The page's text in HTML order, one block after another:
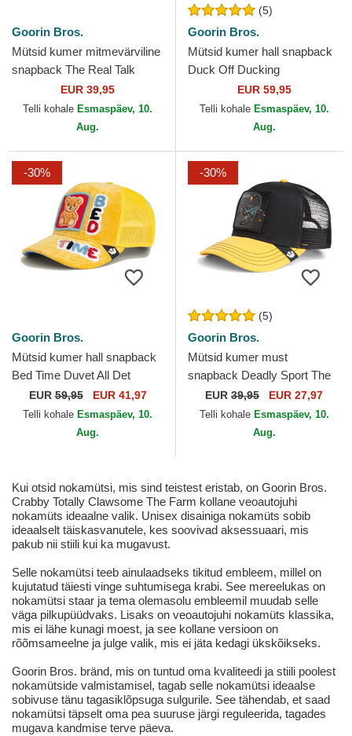
Goorin Bros.
Mütsid kumer mitmevärviline
snapback The Real Talk
Sport The Farm Goorin Bros.
EUR 39,95
Telli kohale Esmaspäev, 10.
Aug.
(5)
Goorin Bros.
Mütsid kumer hall snapback
Duck Off Ducking
Autocorrect Happy Thoughts
The Farm Goorin Bros.
EUR 59,95
Telli kohale Esmaspäev, 10.
Aug.
-30%
Goorin Bros.
Mütsid kumer hall snapback
Bed Time Duvet All Det
Happy Thoughts The Farm
Goorin Bros.
EUR59,95 EUR 41,97
Telli kohale Esmaspäev, 10.
Aug.
-30%
(5)
Goorin Bros.
Mütsid kumer must
snapback Deadly Sport The
Farm Goorin Bros.
EUR 39,95 EUR 27,97
Telli kohale Esmaspäev, 10.
Aug.
Kui otsid nokamütsi, mis sind teistest eristab, on Goorin Bros.
Crabby Totally Clawsome The Farm kollane veoautojuhi
nokamüts ideaalne valik. Unisex disainiga nokamüts sobib
ideaalselt täiskasvanutele, kes soovivad aksessuaari, mis
pakub nii stiili kui ka mugavust.
Selle nokamütsi teeb ainulaadseks tikitud embleem, millel on
kujutatud täiesti vinge suhtumisega krabi. See mereelukas on
nokamütsi staar ja tema olemasolu embleemil muudab selle
väga pilkupüüdvaks. Lisaks on veoautojuhi nokamüts klassika,
mis ei lähe kunagi moest, ja see kollane versioon on
rõõmsameelne ja julge valik, mis ei jäta kedagi ükskõikseks.
Goorin Bros. bränd, mis on tuntud oma kvaliteedi ja stiili poolest
nokamütside valmistamisel, tagab selle nokamütsi ideaalse
sobivuse tänu tagasiklõpsuga sulgurile. See tähendab, et saad
nokamütsi täpselt oma pea suuruse järgi reguleerida, tagades
mugava kandmise terve päeva.